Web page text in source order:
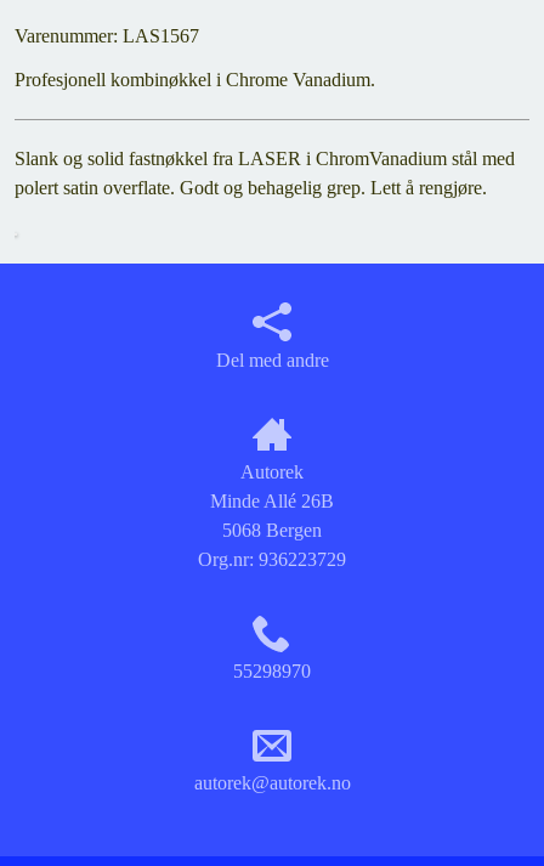
Varenummer: LAS1567
Profesjonell kombinøkkel i Chrome Vanadium.
Slank og solid fastnøkkel fra LASER i ChromVanadium stål med
polert satin overflate. Godt og behagelig grep. Lett å rengjøre.
Del med andre
Autorek
Minde Allé 26B
5068 Bergen
Org.nr: 936223729
55298970
autorek@autorek.no